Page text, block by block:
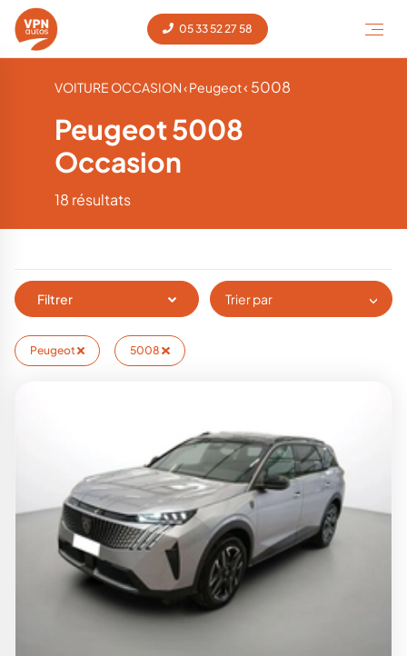
05 33 52 27 58
VOITURE OCCASION‹ Peugeot‹ 5008
Peugeot 5008
Occasion
18 résultats
Filtrer Trier par
Peugeot 5008